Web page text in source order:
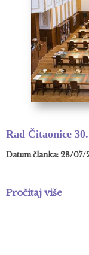
Rad Čitaonice
Datum članka: 28/07/
Pročitaj više